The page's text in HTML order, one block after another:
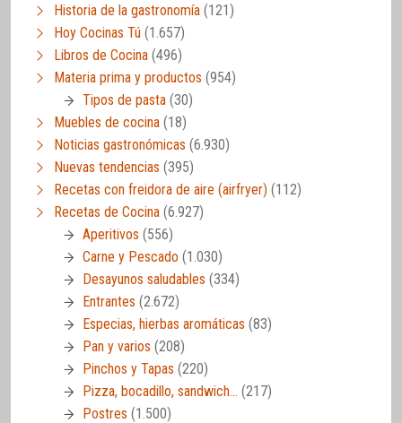
Historia de la gastronomía (121)
Hoy Cocinas Tú (1.657)
Libros de Cocina (496)
Materia prima y productos (954)
Tipos de pasta (30)
Muebles de cocina (18)
Noticias gastronómicas (6.930)
Nuevas tendencias (395)
Recetas con freidora de aire (airfryer) (112)
Recetas de Cocina (6.927)
Aperitivos (556)
Carne y Pescado (1.030)
Desayunos saludables (334)
Entrantes (2.672)
Especias, hierbas aromáticas (83)
Pan y varios (208)
Pinchos y Tapas (220)
Pizza, bocadillo, sandwich… (217)
Postres (1.500)